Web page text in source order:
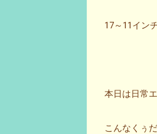
17～11イン
本日は日常エ
こんなくぅ